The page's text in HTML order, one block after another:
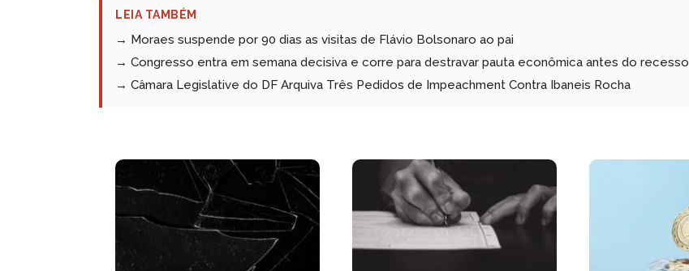
LEIA TAMBÉM
→ Moraes suspende por 90 dias as visitas de Flávio Bolsonaro ao pai
→ Congresso entra em semana decisiva e corre para destravar pauta econômica antes do recesso
→ Câmara Legislative do DF Arquiva Três Pedidos de Impeachment Contra Ibaneis Rocha